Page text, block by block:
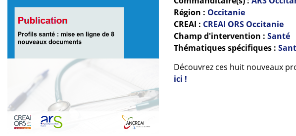
Région : Occitanie
CREAI : CREAI ORS Occitanie
Champ d'intervention : Santé
Thématiques spécifiques :
Découvrez ces huit nouveaux
ici !